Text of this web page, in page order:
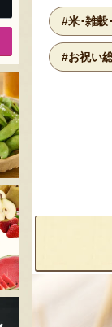
#米･雑穀
#お祝い